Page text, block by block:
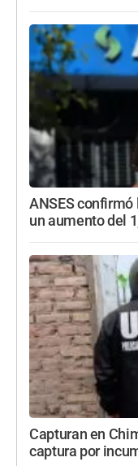
ANSES confirmó
un aumento del
Capturan en
captura por